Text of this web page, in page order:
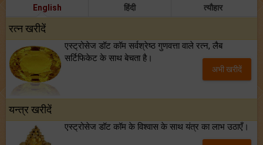
English हिंदी त्यौहार
रत्न खरीदें
एस्ट्रोसेज डॉट कॉम सर्वश्रेष्ठ गुणवत्ता वाले रत्न, लैब
सर्टिफिकेट के साथ बेचता है।
अभी खरीदें
यन्त्र खरीदें
एस्ट्रोसेज डॉट कॉम के विश्वास के साथ यंत्र का लाभ उठाएँ।